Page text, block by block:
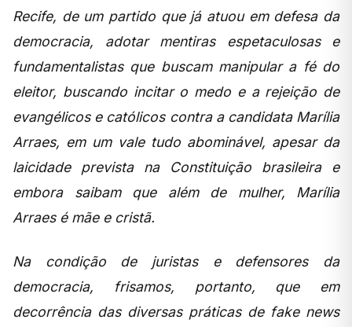
Recife, de um partido que já atuou em defesa da
democracia, adotar mentiras espetaculosas e
fundamentalistas que buscam manipular a fé do
eleitor, buscando incitar o medo e a rejeição de
evangélicos e católicos contra a candidata Marília
Arraes, em um vale tudo abominável, apesar da
laicidade prevista na Constituição brasileira e
embora saibam que além de mulher, Marília
Arraes é mãe e cristã.
Na condição de juristas e defensores da
democracia, frisamos, portanto, que em
decorrência das diversas práticas de fake news